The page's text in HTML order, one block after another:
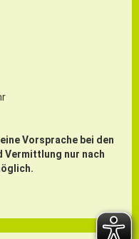
Vorsprache bei den
Vermittlung nur nach